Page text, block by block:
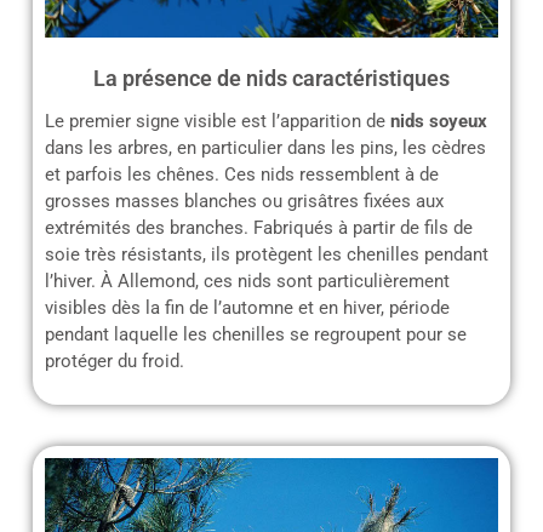
La présence de nids caractéristiques
Le premier signe visible est l’apparition de nids soyeux
dans les arbres, en particulier dans les pins, les cèdres
et parfois les chênes. Ces nids ressemblent à de
grosses masses blanches ou grisâtres fixées aux
extrémités des branches. Fabriqués à partir de fils de
soie très résistants, ils protègent les chenilles pendant
l’hiver. À Allemond, ces nids sont particulièrement
visibles dès la fin de l’automne et en hiver, période
pendant laquelle les chenilles se regroupent pour se
protéger du froid.